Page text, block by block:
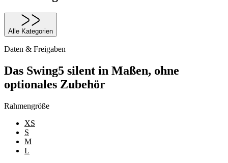
Alle Kategorien
Daten & Freigaben
Das Swing5 silent in Maßen, ohne
optionales Zubehör
Rahmengröße
XS
S
M
L